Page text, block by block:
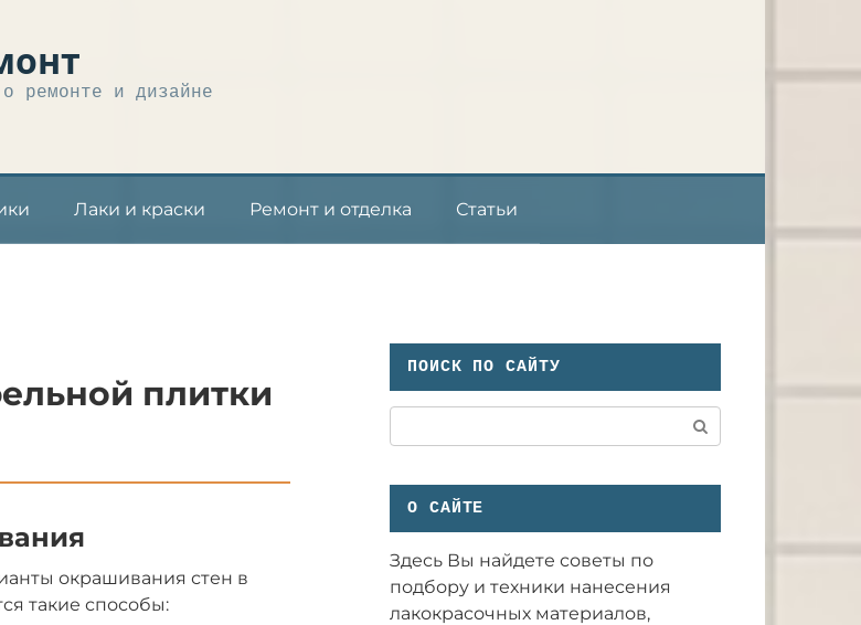
ремонте и дизайне
Лаки и краски Ремонт и отделка Статьи
плитки
окрашивания стен в
такие способы:
ПОИСК ПО САЙТУ
О САЙТЕ
Здесь Вы найдете советы по
подбору и техники нанесения
лакокрасочных материалов,